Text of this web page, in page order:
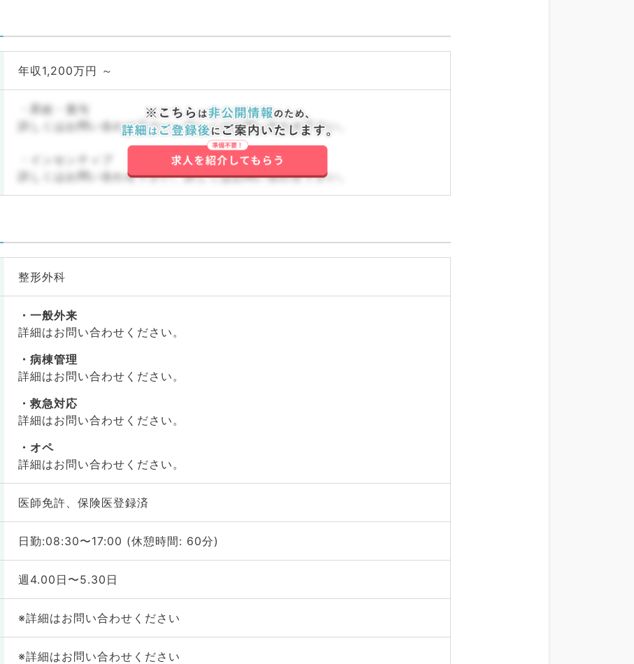
年収1,200万円 ～
・昇給・賞与
詳しくはお問い合わせ下さい。詳しくはお問い合わせ下さい。
・インセンティブ
詳しくはお問い合わせ下さい。詳しくはお問い合わせ下さい。
整形外科
一般外来
詳細はお問い合わせください。
病棟管理
詳細はお問い合わせください。
救急対応
詳細はお問い合わせください。
オペ
詳細はお問い合わせください。
医師免許、保険医登録済
日勤:08:30〜17:00 (休憩時間: 60分)
週4.00日〜5.30日
※詳細はお問い合わせください
※詳細はお問い合わせください